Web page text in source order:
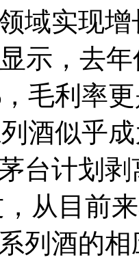
域实现
示，去
毛利率
酒似乎
台计划
从目前
列酒的